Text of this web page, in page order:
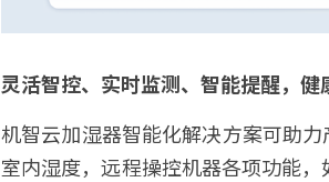
灵活智控、实时监测、智能提醒，健
机智云加湿器智能化解决方案可助
室内湿度，远程操控机器各项功能